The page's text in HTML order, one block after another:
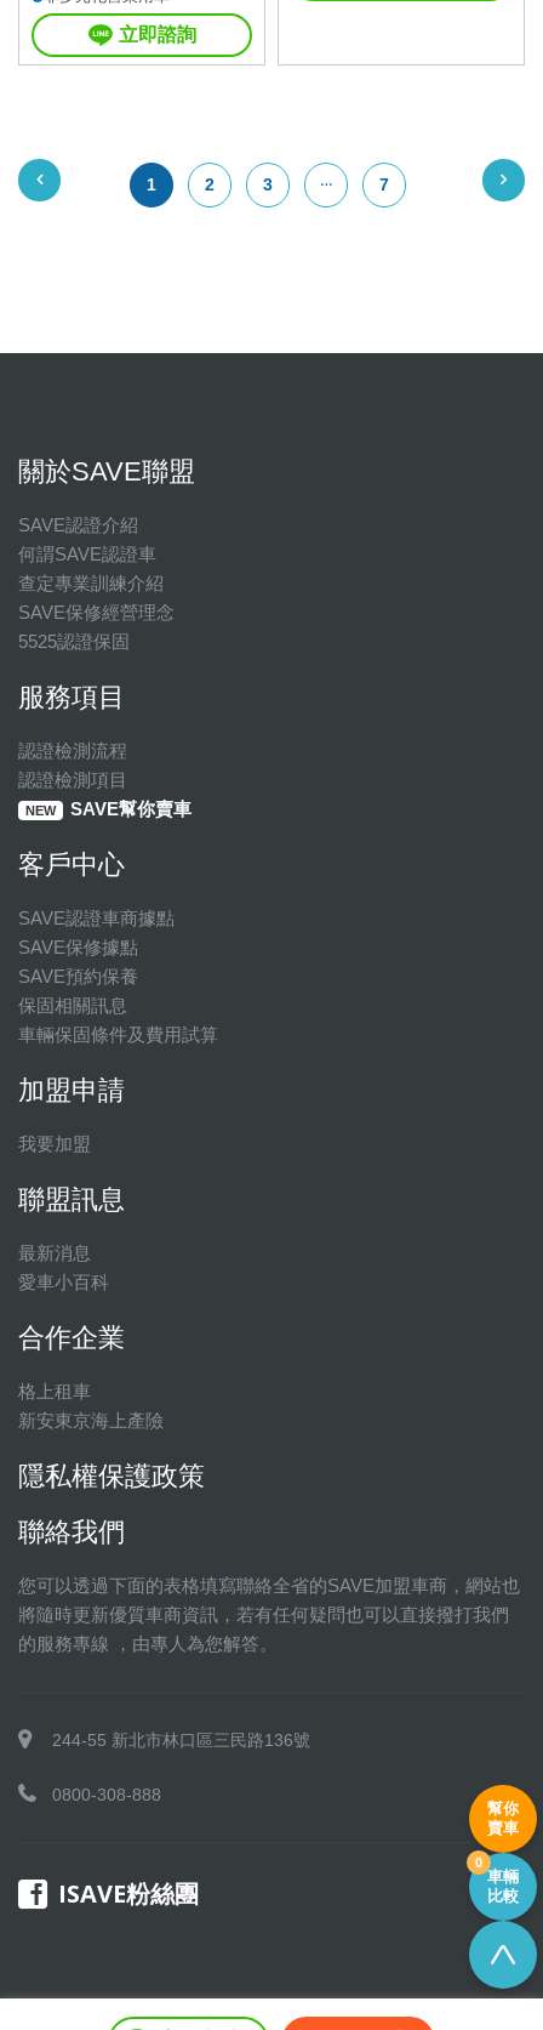
立即諮詢
1 2 3 7
關於SAVE聯盟
SAVE認證介紹
何謂SAVE認證車
查定專業訓練介紹
SAVE保修經營理念
5525認證保固
服務項目
認證檢測流程
認證檢測項目
NEW SAVE幫你賣車
客戶中心
SAVE認證車商據點
SAVE保修據點
SAVE預約保養
保固相關訊息
車輛保固條件及費用試算
加盟申請
我要加盟
聯盟訊息
最新消息
愛車小百科
合作企業
格上租車
新安東京海上產險
隱私權保護政策
聯絡我們
您可以透過下面的表格填寫聯絡全省的SAVE加盟車商，網站也
將隨時更新優質車商資訊，若有任何疑問也可以直接撥打我們
的服務專線 ，由專人為您解答。
244-55 新北市林口區三民路136號
0800-308-888
ISAVE粉絲團
幫你
賣車
車輛
比較
0